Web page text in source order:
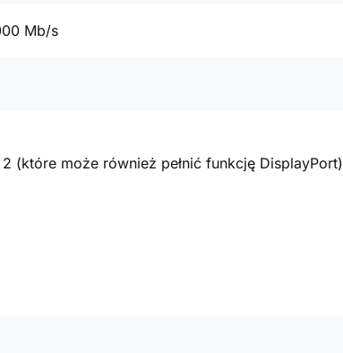
Mb/s
2 (które może również pełnić funkcję DisplayPort)